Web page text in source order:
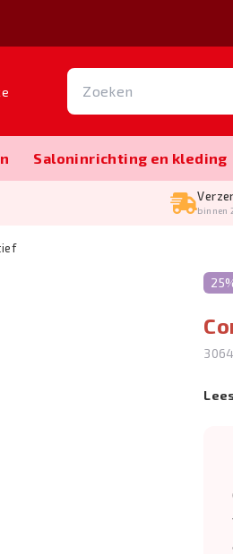
Salon­inrichting en kleding
binnen
3064